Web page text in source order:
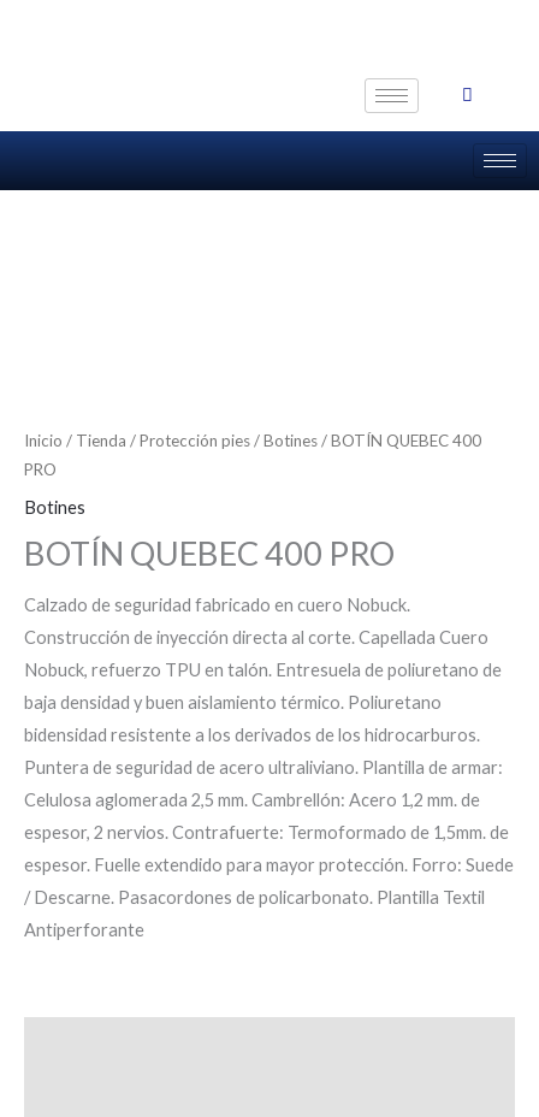
Inicio / Tienda /Protección pies/Botines/ BOTÍN QUEBEC 400
PRO
Botines
BOTÍN QUEBEC 400 PRO
Calzado de seguridad fabricado en cuero Nobuck.
Construcción de inyección directa al corte. Capellada Cuero
Nobuck, refuerzo TPU en talón. Entresuela de poliuretano de
baja densidad y buen aislamiento térmico. Poliuretano
bidensidad resistente a los derivados de los hidrocarburos.
Puntera de seguridad de acero ultraliviano. Plantilla de armar:
Celulosa aglomerada 2,5 mm. Cambrellón: Acero 1,2 mm. de
espesor, 2 nervios. Contrafuerte: Termoformado de 1,5mm. de
espesor. Fuelle extendido para mayor protección. Forro: Suede
/ Descarne. Pasacordones de policarbonato. Plantilla Textil
Antiperforante